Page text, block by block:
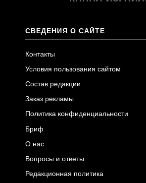
СВЕДЕНИЯ О САЙТЕ
Контакты
Условия пользования сайтом
Состав редакции
Заказ рекламы
Политика конфиденциальности
Бриф
О нас
Вопросы и ответы
Редакционная политика